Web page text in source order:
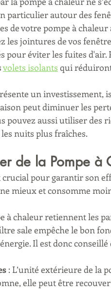
particulier autour des
de votre pompe à
les jointures de vos
pour éviter les fuites d'air.
volets isolants qui
un investissement,
peut diminuer les
pouvez aussi utiliser des
nuits plus fraîches.
de la Pompe à
pour garantir son
mieux et consomme
à chaleur retiennent les
sale empêche le bon
Il est donc
: L’unité extérieure de la
elle peut être